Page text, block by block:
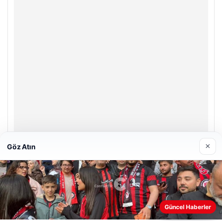
Enes Kaplan Avukatlık Bürosu
Nisan 28, 2026
Web sitemizi nasıl kullandığınızı daha iyi anlayabilmek,
deneyiminizi kişiselleştirmek ve geliştirmek amacıyla çerezler
Göz Atın ×
Güncel Haberler